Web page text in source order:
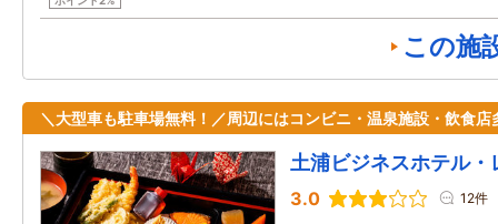
この施
＼大型車も駐車場無料！／周辺にはコンビニ・温泉施設・飲食店
土浦ビジネスホテル・
3.0 12件